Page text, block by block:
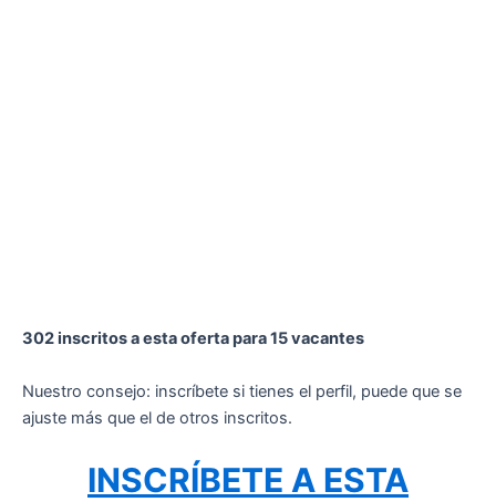
302 inscritos a esta oferta para 15 vacantes
Nuestro consejo: inscríbete si tienes el perfil, puede que se
ajuste más que el de otros inscritos.
INSCRÍBETE A ESTA